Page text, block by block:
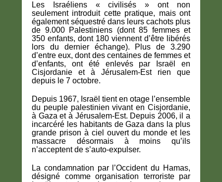
Les Israéliens « civilisés » ont non
seulement introduit cette pratique, mais ont
également séquestré dans leurs cachots plus
de 9.000 Palestiniens (dont 85 femmes et
350 enfants, dont 180 viennent d’être libérés
lors du dernier échange). Plus de 3.290
d’entre eux, dont des centaines de femmes et
d’enfants, ont été enlevés par Israël en
Cisjordanie et à Jérusalem-Est rien que
depuis le 7 octobre.
Depuis 1967, Israël tient en otage l’ensemble
du peuple palestinien vivant en Cisjordanie,
à Gaza et à Jérusalem-Est. Depuis 2006, il a
incarcéré les habitants de Gaza dans la plus
grande prison à ciel ouvert du monde et les
massacre désormais à moins qu’ils
n’acceptent de s’auto-expulser.
La condamnation par l’Occident du Hamas,
désigné comme organisation terroriste par